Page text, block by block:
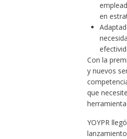
en
Con la
y nuevos
que
YOYPR